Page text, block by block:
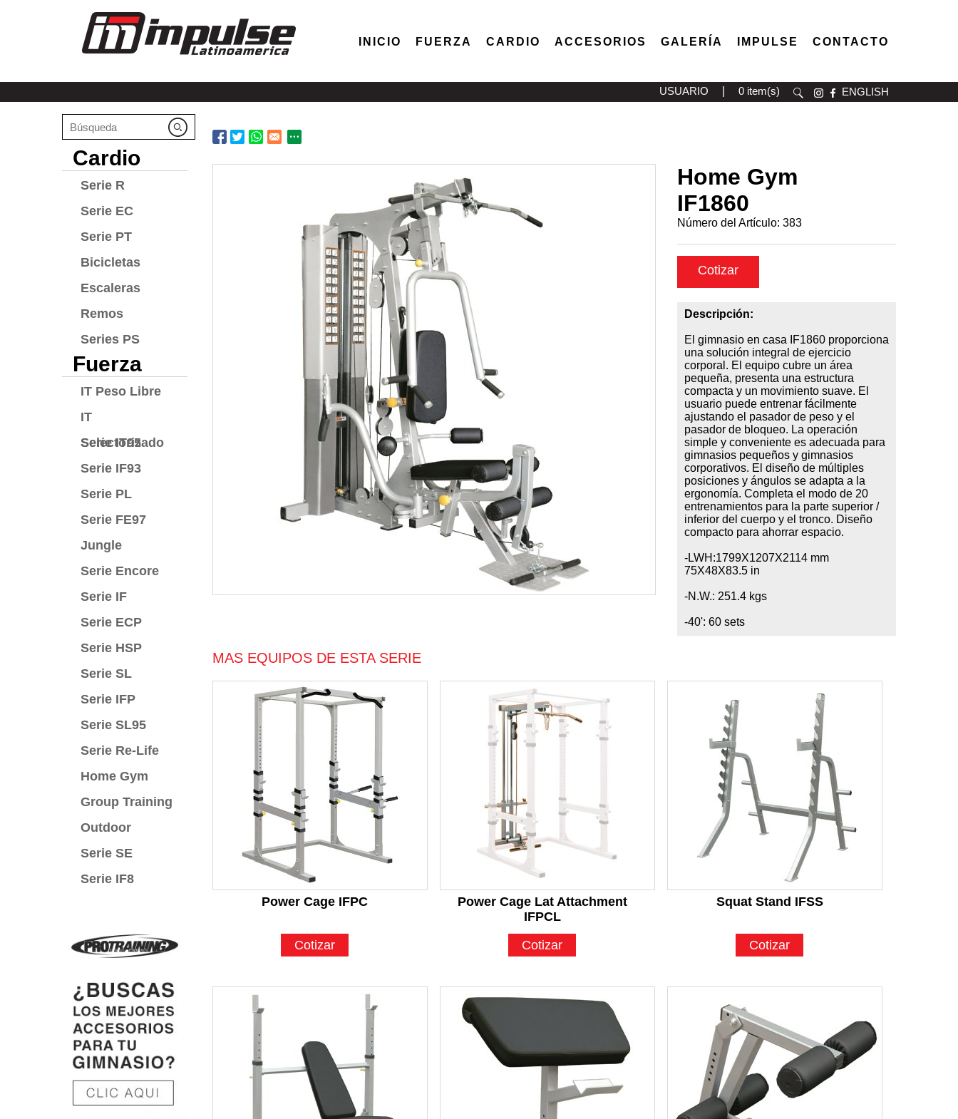
INICIO FUERZA CARDIO ACCESORIOS GALERÍA IMPULSE CONTACTO
ENGLISH
USUARIO 0 item(s)
Cardio
Serie R
Serie EC
Serie PT
Bicicletas
Escaleras
Remos
Series PS
Fuerza
IT Peso Libre
IT
Selectorizado
Serie IT95
Serie IF93
Serie PL
Serie FE97
Jungle
Serie Encore
Serie IF
Serie ECP
Serie HSP
Serie SL
Serie IFP
Serie SL95
Serie Re-Life
Home Gym
Group Training
Outdoor
Serie SE
Serie IF8
Home Gym
IF1860
Número del Artículo: 383
Cotizar
Descripción:
El gimnasio en casa IF1860 proporciona
una solución integral de ejercicio
corporal. El equipo cubre un área
pequeña, presenta una estructura
compacta y un movimiento suave. El
usuario puede entrenar fácilmente
ajustando el pasador de peso y el
pasador de bloqueo. La operación
simple y conveniente es adecuada para
gimnasios pequeños y gimnasios
corporativos. El diseño de múltiples
posiciones y ángulos se adapta a la
ergonomía. Completa el modo de 20
entrenamientos para la parte superior /
inferior del cuerpo y el tronco. Diseño
compacto para ahorrar espacio.
-LWH:1799X1207X2114 mm
75X48X83.5 in
-N.W.: 251.4 kgs
-40': 60 sets
MAS EQUIPOS DE ESTA SERIE
Power Cage IFPC
Cotizar
Power Cage Lat Attachment
IFPCL
Cotizar
Squat Stand IFSS
Cotizar